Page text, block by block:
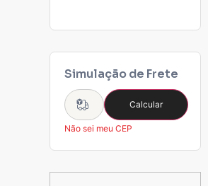
Simulação de Frete
Calcular
Não sei meu CEP